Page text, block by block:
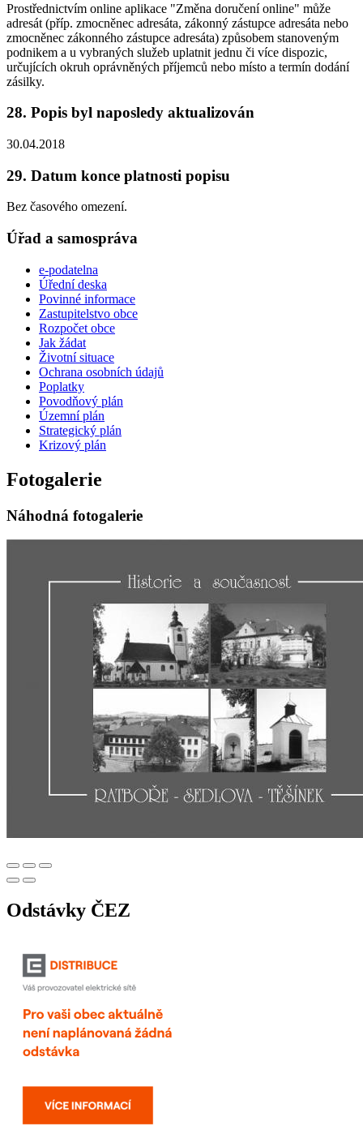
Prostřednictvím online aplikace "Změna doručení online" může
adresát (příp. zmocněnec adresáta, zákonný zástupce adresáta nebo
zmocněnec zákonného zástupce adresáta) způsobem stanoveným
podnikem a u vybraných služeb uplatnit jednu či více dispozic,
určujících okruh oprávněných příjemců nebo místo a termín dodání
zásilky.
28. Popis byl naposledy aktualizován
30.04.2018
29. Datum konce platnosti popisu
Bez časového omezení.
Úřad a samospráva
e-podatelna
Úřední deska
Povinné informace
Zastupitelstvo obce
Rozpočet obce
Jak žádat
Životní situace
Ochrana osobních údajů
Poplatky
Povodňový plán
Územní plán
Strategický plán
Krizový plán
Fotogalerie
Náhodná fotogalerie
Odstávky ČEZ